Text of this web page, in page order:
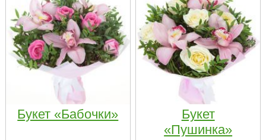
Букет «Бабочки»
Букет
«Пушинка»